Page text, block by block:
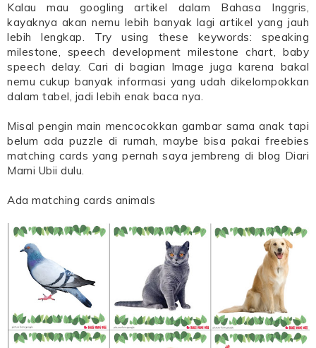
Kalau mau googling artikel dalam Bahasa Inggris,
kayaknya akan nemu lebih banyak lagi artikel yang jauh
lebih lengkap. Try using these keywords: speaking
milestone, speech development milestone chart, baby
speech delay. Cari di bagian Image juga karena bakal
nemu cukup banyak informasi yang udah dikelompokkan
dalam tabel, jadi lebih enak baca nya.
Misal pengin main mencocokkan gambar sama anak tapi
belum ada puzzle di rumah, maybe bisa pakai freebies
matching cards yang pernah saya jembreng di blog Diari
Mami Ubii dulu.
Ada matching cards animals